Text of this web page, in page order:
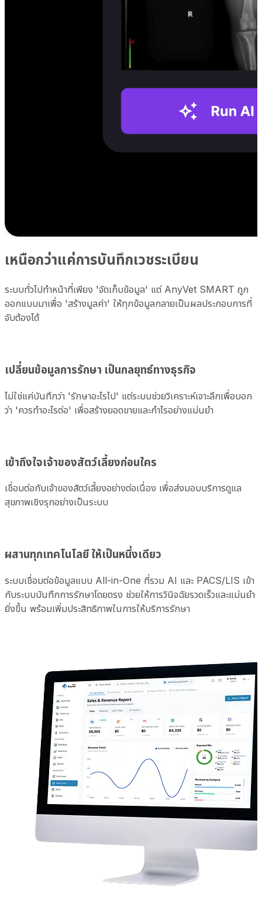
เหนือกว่าแค่การบันทึกเวชระเบียน
ระบบทั่วไปทำหน้าที่เพียง 'จัดเก็บข้อมูล' แต่ AnyVet SMART ถูก
ออกแบบมาเพื่อ 'สร้างมูลค่า' ให้ทุกข้อมูลกลายเป็นผลประกอบการที่
จับต้องได้
เปลี่ยนข้อมูลการรักษา เป็นกลยุทธ์ทางธุรกิจ
ไม่ใช่แค่บันทึกว่า 'รักษาอะไรไป' แต่ระบบช่วยวิเคราะห์เจาะลึกเพื่อบอก
ว่า 'ควรทำอะไรต่อ' เพื่อสร้างยอดขายและกำไรอย่างแม่นยำ
เข้าถึงใจเจ้าของสัตว์เลี้ยงก่อนใคร
เชื่อมต่อกับเจ้าของสัตว์เลี้ยงอย่างต่อเนื่อง เพื่อส่งมอบบริการดูแล
สุขภาพเชิงรุกอย่างเป็นระบบ
ผสานทุกเทคโนโลยี ให้เป็นหนึ่งเดียว
ระบบเชื่อมต่อข้อมูลแบบ All-in-One ที่รวม AI และ PACS/LIS เข้า
กับระบบบันทึกการรักษาโดยตรง ช่วยให้การวินิจฉัยรวดเร็วและแม่นยำ
ยิ่งขึ้น พร้อมเพิ่มประสิทธิภาพในการให้บริการรักษา